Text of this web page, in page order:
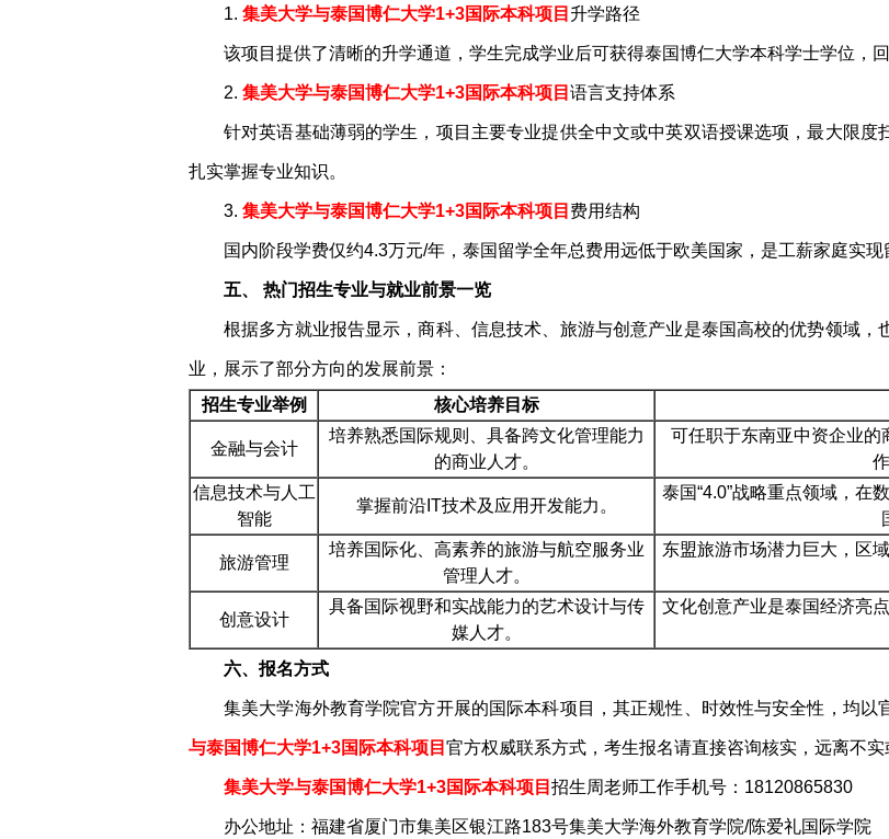
1. 集美大学与泰国博仁大学1+3国际本科项目 升学路径
该项目提供了清晰的升学通道，学生完成学业后可获得泰国博仁大学本科学士学位，
2. 集美大学与泰国博仁大学1+3国际本科项目 语言支持体系
针对英语基础薄弱的学生，项目主要专业提供全中文或中英双语授课选项，最大限
扎实掌握专业知识。
3. 集美大学与泰国博仁大学1+3国际本科项目 费用结构
国内阶段学费仅约4.3万元/年，泰国留学全年总费用远低于欧美国家，是工薪家庭实现
五、 热门招生专业与就业前景一览
根据多方就业报告显示，商科、信息技术、旅游与创意产业是泰国高校的优势领域
业，展示了部分方向的发展前景：
招生专业举例
核心培养目标
金融与会计
培养熟悉国际规则、具备跨文化管理能力
的商业人才。
可任职于东南亚中资企业的
信息技术与人工
智能
掌握前沿IT技术及应用开发能力。
泰国“4.0”战略重点领域，在
旅游管理
培养国际化、高素养的旅游与航空服务业
管理人才。
东盟旅游市场潜力巨大，区
创意设计
具备国际视野和实战能力的艺术设计与传
媒人才。
文化创意产业是泰国经济亮
六、报名方式
集美大学海外教育学院官方开展的国际本科项目，其正规性、时效性与安全性，均以
与泰国博仁大学1+3国际本科项目 官方权威联系方式，考生报名请直接咨询核实，远离不实
集美大学与泰国博仁大学1+3国际本科项目 招生周老师工作手机号：18120865830
办公地址：福建省厦门市集美区银江路183号集美大学海外教育学院/陈爱礼国际学院